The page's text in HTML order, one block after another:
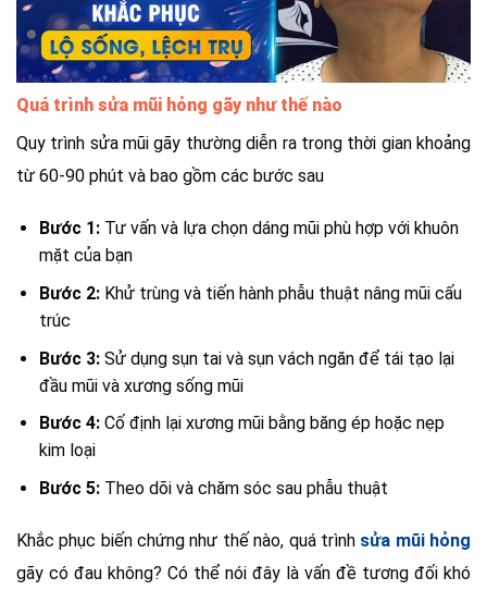
Quá trình sửa mũi hỏng gãy như thế nào
Quy trình sửa mũi gãy thường diễn ra trong thời gian khoảng
từ 60-90 phút và bao gồm các bước sau
Bước 1:Tư vấn và lựa chọn dáng mũi phù hợp với khuôn
mặt của bạn
Bước 2:Khử trùng và tiến hành phẫu thuật nâng mũi cấu
trúc
Bước 3: Sử dụng sụn tai và sụn vách ngăn để tái tạo lại
đầu mũi và xương sống mũi
Bước 4: Cố định lại xương mũi bằng băng ép hoặc nẹp
kim loại
Bước 5:Theo dõi và chăm sóc sau phẫu thuật
Khắc phục biến chứng như thế nào, quá trình sửa mũi hỏng
gãy có đau không? Có thể nói đây là vấn đề tương đối khó